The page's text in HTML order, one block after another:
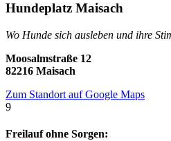
Hundeplatz Maisach
Wo Hunde sich ausleben und ihre
Moosalmstraße 12
82216 Maisach
Zum Standort auf Google Maps
9
Freilauf ohne Sorgen: